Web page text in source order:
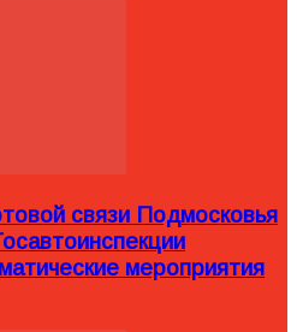
связи Подмосковья
мероприятия